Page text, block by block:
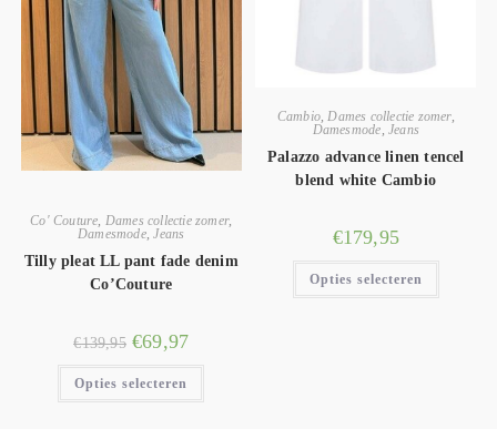
Co' Couture, Dames collectie zomer,
Damesmode,Jeans
Tilly pleat LL pant fade denim
Co’Couture
€139,95 €69,97
Opties selecteren
Cambio,Dames collectie zomer,
Damesmode, Jeans
Palazzo advance linen tencel
blend white Cambio
€179,95
Opties selecteren